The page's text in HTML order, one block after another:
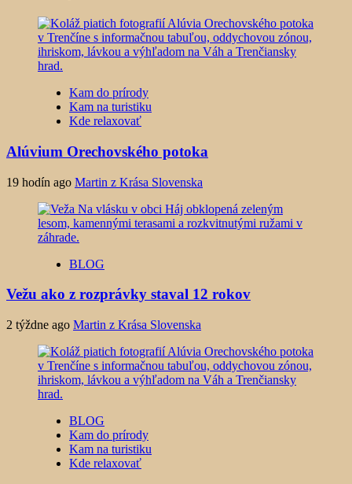
Kam do prírody
Kam na turistiku
Kde relaxovať
Alúvium Orechovského potoka
19 hodín ago Martin z Krása Slovenska
BLOG
Vežu ako z rozprávky staval 12 rokov
2 týždne ago Martin z Krása Slovenska
BLOG
Kam do prírody
Kam na turistiku
Kde relaxovať